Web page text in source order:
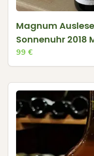
Magnum
Sonnenuhr 2018
99 €